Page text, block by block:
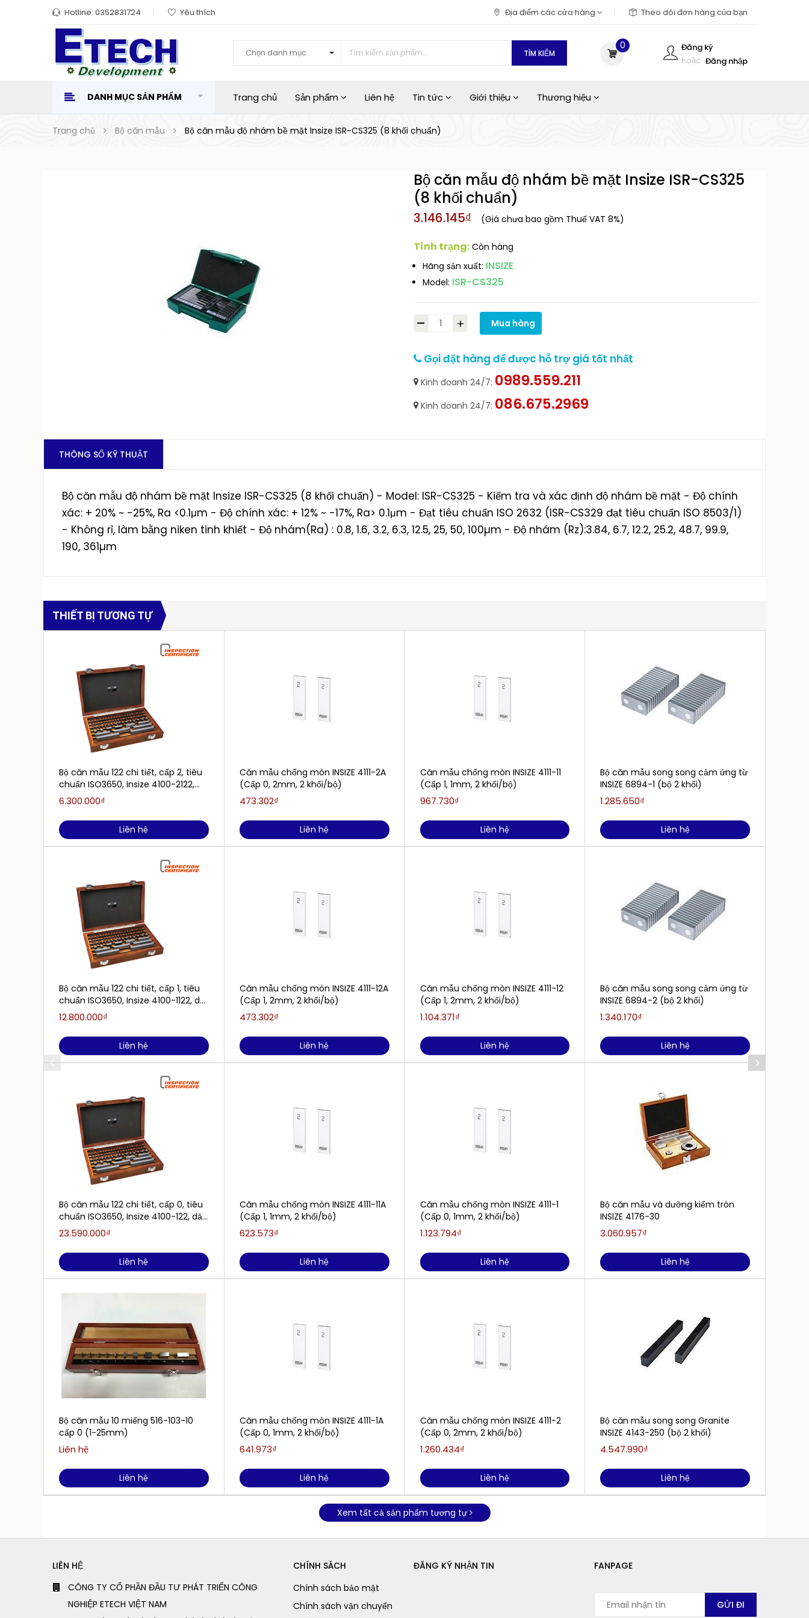
Hotline: 0352831724 Yêu thích Địa điểm các cửa hàng Theo dõi đơn hàng của bạn
Chọn danh mục TÌM KIẾM
Đăng ký
hoặc Đăng nhập
0
DANH MỤC SẢN PHẨM Trang chủ Sản phẩm Liên hệ Tin tức Giới thiệu Thương hiệu
Trang chủ Bộ căn mẫu Bộ căn mẫu độ nhám bề mặt Insize ISR-CS325 (8 khối chuẩn)
Bộ căn mẫu độ nhám bề mặt Insize ISR-CS325
(8 khối chuẩn)
3.146.145₫ (Giá chưa bao gồm Thuế VAT 8%)
Tình trạng: Còn hàng
Hãng sản xuất: INSIZE
Model: ISR-CS325
- + Mua hàng
Gọi đặt hàng để được hỗ trợ giá tốt nhất
Kinh doanh 24/7: 0989.559.211
Kinh doanh 24/7: 086.675.2969
THÔNG SỐ KỸ THUẬT
Bộ căn mẫu độ nhám bề mặt Insize ISR-CS325 (8 khối chuẩn) - Model: ISR-CS325 - Kiểm tra và xác định độ nhám bề mặt - Độ chính
xác: + 20% ~ -25%, Ra <0.1μm - Độ chính xác: + 12% ~ -17%, Ra> 0.1μm - Đạt tiêu chuẩn ISO 2632 (ISR-CS329 đạt tiêu chuẩn ISO 8503/1)
- Không rỉ, làm bằng niken tinh khiết - Độ nhám(Ra) : 0.8, 1.6, 3.2, 6.3, 12.5, 25, 50, 100µm - Độ nhám (Rz):3.84, 6.7, 12.2, 25.2, 48.7, 99.9,
190, 361µm
THIẾT BỊ TƯƠNG TỰ
Bộ căn mẫu 122 chi tiết, cấp 2, tiêu
chuẩn ISO3650, Insize 4100-2122,
dải đo: 1.0005-100mm
6.300.000₫
Liên hệ
Bộ căn mẫu 122 chi tiết, cấp 1, tiêu
chuẩn ISO3650, Insize 4100-1122, dải
đo: 1.0005-100mm
12.800.000₫
Liên hệ
Bộ căn mẫu 122 chi tiết, cấp 0, tiêu
chuẩn ISO3650, Insize 4100-122, dải
đo: 1.0005-100mm
23.590.000₫
Liên hệ
Bộ căn mẫu 10 miếng 516-103-10
cấp 0 (1-25mm)
Liên hệ
Liên hệ
Căn mẫu chống mòn INSIZE 4111-2A
(Cấp 0, 2mm, 2 khối/bộ)
473.302₫
Liên hệ
Căn mẫu chống mòn INSIZE 4111-12A
(Cấp 1, 2mm, 2 khối/bộ)
473.302₫
Liên hệ
Căn mẫu chống mòn INSIZE 4111-11A
(Cấp 1, 1mm, 2 khối/bộ)
623.573₫
Liên hệ
Căn mẫu chống mòn INSIZE 4111-1A
(Cấp 0, 1mm, 2 khối/bộ)
641.973₫
Liên hệ
Căn mẫu chống mòn INSIZE 4111-11
(Cấp 1, 1mm, 2 khối/bộ)
967.730₫
Liên hệ
Căn mẫu chống mòn INSIZE 4111-12
(Cấp 1, 2mm, 2 khối/bộ)
1.104.371₫
Liên hệ
Căn mẫu chống mòn INSIZE 4111-1
(Cấp 0, 1mm, 2 khối/bộ)
1.123.794₫
Liên hệ
Căn mẫu chống mòn INSIZE 4111-2
(Cấp 0, 2mm, 2 khối/bộ)
1.260.434₫
Liên hệ
Bộ căn mẫu song song cảm ứng từ
INSIZE 6894-1 (bộ 2 khối)
1.285.650₫
Liên hệ
Bộ căn mẫu song song cảm ứng từ
INSIZE 6894-2 (bộ 2 khối)
1.340.170₫
Liên hệ
Bộ căn mẫu và dưỡng kiểm tròn
INSIZE 4176-30
3.060.957₫
Liên hệ
Bộ căn mẫu song song Granite
INSIZE 4143-250 (bộ 2 khối)
4.547.990₫
Liên hệ
Xem tất cả sản phẩm tương tự
LIÊN HỆ
CÔNG TY CỔ PHẦN ĐẦU TƯ PHÁT TRIỂN CÔNG
NGHIỆP ETECH VIỆT NAM
CHÍNH SÁCH
Chính sách bảo mật
Chính sách vận chuyển
ĐĂNG KÝ NHẬN TIN FANPAGE